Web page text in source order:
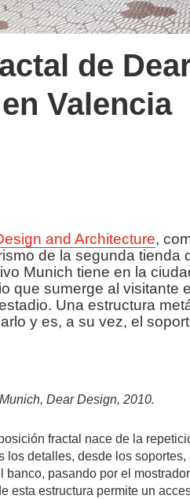
de
Valencia
and Architecture,
de la segunda tienda
Munich tiene en la
que sumerge al visitante
Una estructura
y es, a su vez, el
Dear Design, 2010.
fractal nace de la
los detalles, desde los
banco, pasando por el
esta estructura permite un
author/produccion/